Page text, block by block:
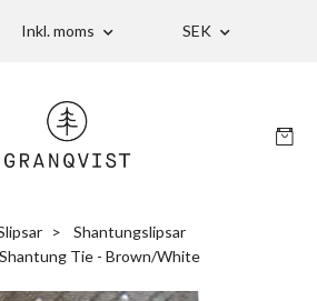
Inkl. moms SEK
Shantungslipsar
Tie - Brown/White